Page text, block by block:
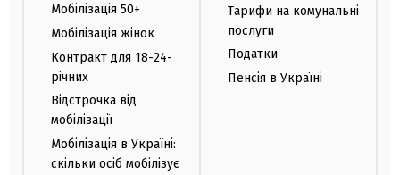
Мобілізація 50+
Мобілізація жінок
Контракт для 18-24-
річних
Відстрочка від
мобілізації
Мобілізація в Україні:
скільки осіб мобілізує
Тарифи на комунальні
послуги
Податки
Пенсія в Україні